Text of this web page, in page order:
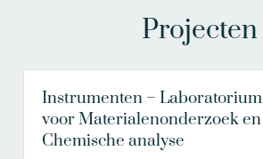
Projecten
Instrumenten – Laboratorium
voor Materialenonderzoek en
Chemische analyse